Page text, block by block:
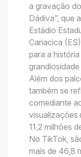
a gravação
Dádiva”, que
Estádio
Cariacica
para a
Além dos
também se
comediante
visualizações
11,2 milhões
No TikTok,
mais de 46,8